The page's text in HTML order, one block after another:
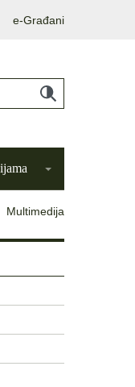
e-Građani
Multimedija